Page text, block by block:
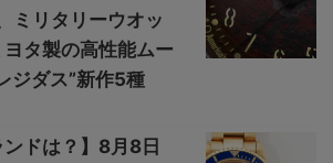
ミリタリーウオッ
タ製の高性能ムー
ジダス”新作5種
ンドは？】8月8日